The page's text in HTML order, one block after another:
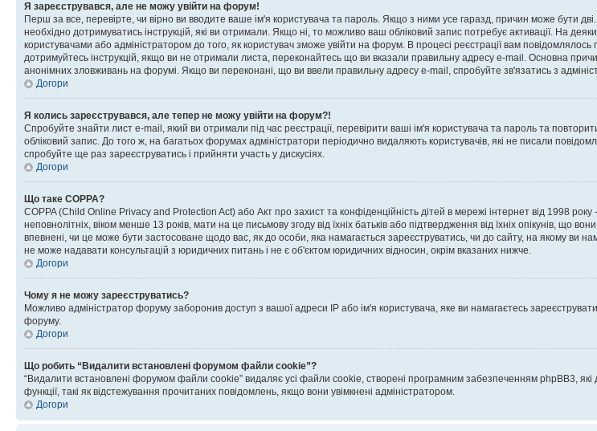
Я зареєструвався, але не можу увійти на форум!
Перш за все, перевірте, чи вірно ви вводите ваше ім'я користувача та пароль. Якщо з ними усе гаразд, причин може бути
необхідно дотримуватись інструкцій, які ви отримали. Якщо ні, то можливо ваш обліковий запис потребує активації. На
користувачами або адміністратором до того, як користувач зможе увійти на форум. В процесі реєстрації вам
дотримуйтесь інструкцій, якщо ви не отримали листа, переконайтесь що ви вказали правильну адресу e-mail. Основна
анонімних зловживань на форумі. Якщо ви переконані, що ви ввели правильну адресу e-mail, спробуйте зв'язатись з
Догори
Я колись зареєструвався, але тепер не можу увійти на форум?!
Спробуйте знайти лист e-mail, який ви отримали під час реєстрації, перевірити ваші ім'я користувача та пароль та
обліковий запис. До того ж, на багатьох форумах адміністратори періодично видаляють користувачів, які не писали
спробуйте ще раз зареєструватись і прийняти участь у дискусіях.
Догори
Що таке COPPA?
COPPA (Child Online Privacy and Protection Act) або Акт про захист та конфіденційність дітей в мережі інтернет від 1998
неповнолітніх, віком менше 13 років, мати на це письмову згоду від їхніх батьків або підтвердження від їхніх опікунів, що
впевнені, чи це може бути застосоване щодо вас, як до особи, яка намагається зареєструватись, чи до сайту, на якому ви
не може надавати консультацій з юридичних питань і не є об'єктом юридичних відносин, окрім вказаних нижче.
Догори
Чому я не можу зареєструватись?
Можливо адміністратор форуму заборонив доступ з вашої адреси IP або ім'я користувача, яке ви намагаєтесь
форуму.
Догори
Що робить “Видалити встановлені форумом файли cookie”?
“Видалити встановлені форумом файли cookie” видаляє усі файли cookie, створені програмним забезпеченням phpBB3,
функції, такі як відстежування прочитаних повідомлень, якщо вони увімкнені адміністратором.
Догори